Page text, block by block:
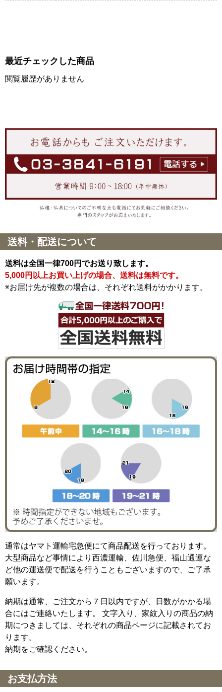
最近チェックした商品
閲覧履歴がありません
送料・配送について
送料は全国一律700円でお送り致します。
5,000円以上お買い上げの場合、送料は無料です。
※お届け先が複数の場合は、それぞれ送料がかかります。
通常はヤマト運輸宅急便にて商品配送を行っております。
大型商品など事情により西濃運輸、佐川急便、福山通運な
ど他の運送便で配送を行うこともございますので、ご了承
願います。
納期は通常、ご注文から７日以内ですが、日数がかかる場
合にはご連絡いたします。 文字入り、家紋入りの商品の納
期につきましては、それぞれの商品ページに記載されてお
ります。
納期をご確認ください。
お支払方法